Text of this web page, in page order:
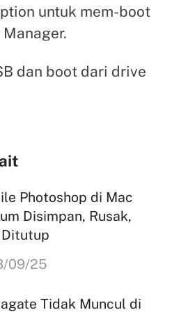
untuk mem-boot
dan boot dari drive
Photoshop di Mac
Disimpan, Rusak,
09/25
Tidak Muncul di